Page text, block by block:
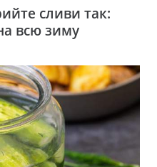
сливи так:
всю зиму